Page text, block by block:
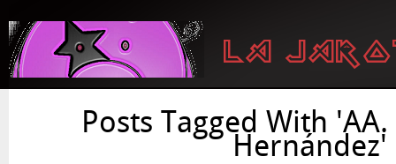
Posts Tagged With
Hernández'